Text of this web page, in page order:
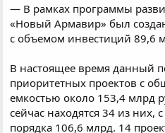
— В рамках программы
«Новый Армавир» был
с объемом инвестиций 89,6
В настоящее время данный
приоритетных проектов с
емкостью около 153,4 млрд
сейчас находятся 34 из
порядка 106,6 млрд. 14